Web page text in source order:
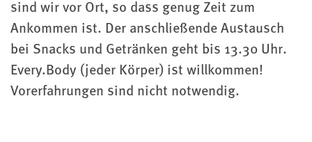
sind wir vor Ort, so dass genug Zeit zum
Ankommen ist. Der anschließende Austausch
bei Snacks und Getränken geht bis 13.30 Uhr.
Every.Body (jeder Körper) ist willkommen!
Vorerfahrungen sind nicht notwendig.